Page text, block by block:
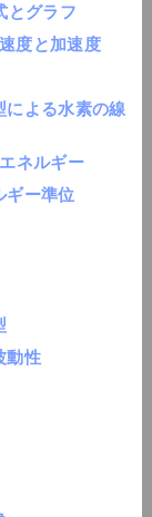
とグラフ
度と加速度
よる水素の線
ネルギー
ー準位
動性